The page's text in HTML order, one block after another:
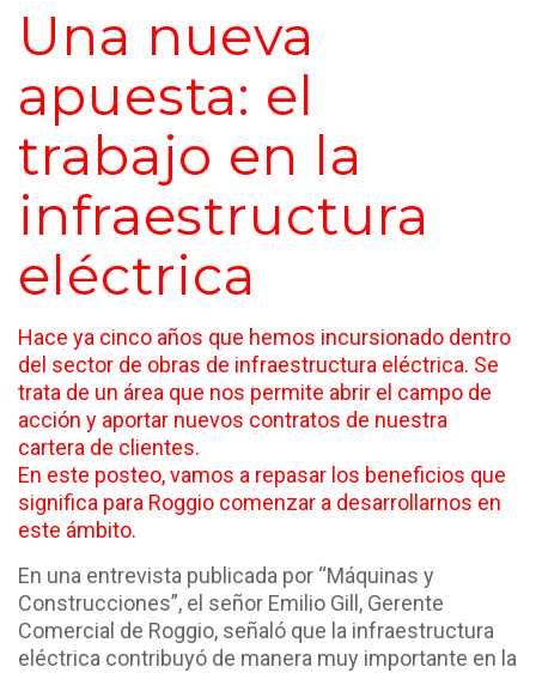
Una nueva
apuesta: el
trabajo en la
infraestructura
eléctrica
Hace ya cinco años que hemos incursionado dentro
del sector de obras de infraestructura eléctrica. Se
trata de un área que nos permite abrir el campo de
acción y aportar nuevos contratos de nuestra
cartera de clientes.
En este posteo, vamos a repasar los beneficios que
significa para Roggio comenzar a desarrollarnos en
este ámbito.
En una entrevista publicada por “Máquinas y
Construcciones”, el señor Emilio Gill, Gerente
Comercial de Roggio, señaló que la infraestructura
eléctrica contribuyó de manera muy importante en la